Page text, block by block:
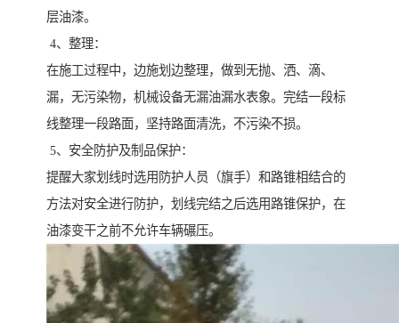
层油漆。
4、整理：
在施工过程中，边施划边整理，做到无抛、洒、滴、
漏，无污染物，机械设备无漏油漏水表象。完结一段标
线整理一段路面，坚持路面清洗，不污染不损。
5、安全防护及制品保护：
提醒大家划线时选用防护人员（旗手）和路锥相结合的
方法对安全进行防护，划线完结之后选用路锥保护，在
油漆变干之前不允许车辆碾压。